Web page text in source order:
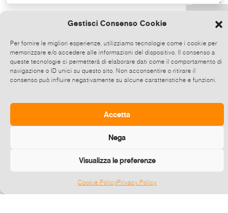
Gestisci Consenso Cookie
Per fornire le migliori esperienze, utilizziamo tecnologie come i cookie per
memorizzare e/o accedere alle informazioni del dispositivo. Il consenso a
queste tecnologie ci permetterà di elaborare dati come il comportamento di
navigazione o ID unici su questo sito. Non acconsentire o ritirare il
consenso può influire negativamente su alcune caratteristiche e funzioni.
Accetta
Nega
Visualizza le preferenze
Cookie PolicyPrivacy Policy
Copy the text
Share on Whatsapp, click and then
choose up to 5 contacts at a time to share
this event.
Send